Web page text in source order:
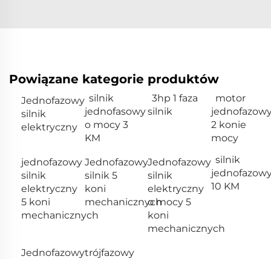
Powiązane kategorie produktów
Jednofazowy
silnik
elektryczny
silnik
jednofasowy
o mocy 3
KM
3hp 1 faza
silnik
motor
2 konie
mocy
jednofazowy
silnik
elektryczny
5 koni
mechanicznych
Jednofazowy
silnik 5
koni
mechanicznych
Jednofazowy
silnik
elektryczny
o mocy 5
koni
mechanicznych
silnik
10 KM
Jednofazowytrójfazowy